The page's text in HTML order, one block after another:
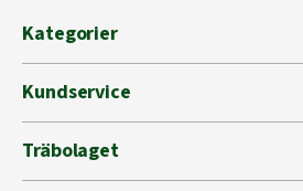
Kategorier
Kundservice
Träbolaget